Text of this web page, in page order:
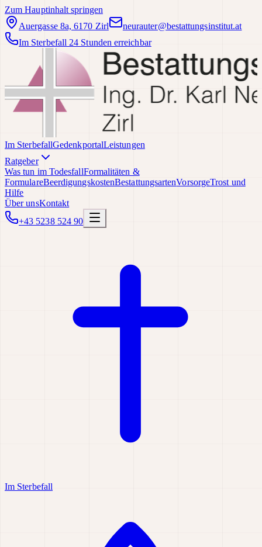
Zum Hauptinhalt springen
Auergasse 8a, 6170 Zirl
neurauter@bestattungsinstitut.at
Im Sterbefall 24 Stunden erreichbar
Im SterbefallGedenkportalLeistungen
Ratgeber
Was tun im TodesfallFormalitäten &
FormulareBeerdigungskostenBestattungsartenVorsorgeTrost und
Hilfe
Über unsKontakt
+43 5238 524 90
Im Sterbefall